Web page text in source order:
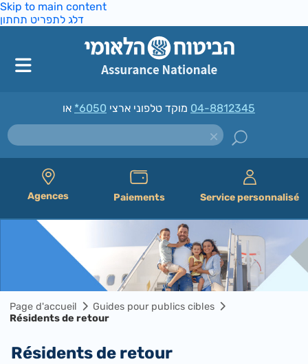
Skip to main content
דלג לתפריט תחתון
מוקד טלפוני ארצי *6050 04-8812345
Agences Paiements Service personnalisé
Page d'accueil
Guides pour publics cibles
Résidents de retour
Résidents de retour